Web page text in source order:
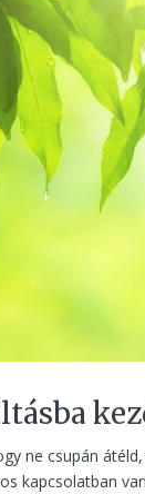
ne csupán
kapcsolatban